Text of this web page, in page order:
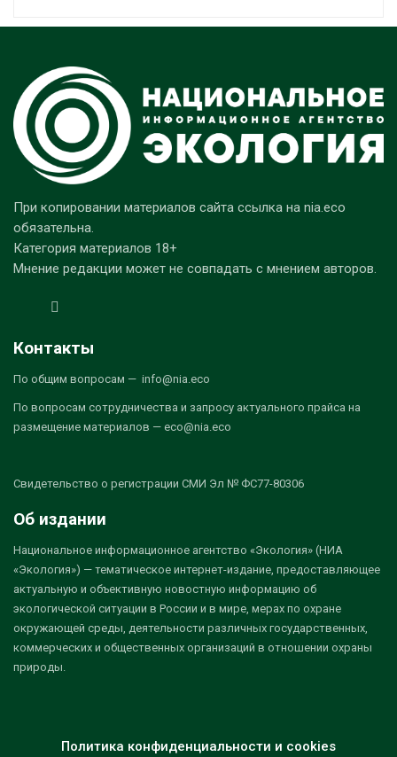
При копировании материалов сайта ссылка на nia.eco
обязательна.
Категория материалов 18+
Мнение редакции может не совпадать с мнением авторов.
Контакты
По общим вопросам — info@nia.eco
По вопросам сотрудничества и запросу актуального прайса на
размещение материалов — eco@nia.eco
Свидетельство о регистрации СМИ Эл № ФС77-80306
Об издании
Национальное информационное агентство «Экология» (НИА
«Экология») — тематическое интернет-издание, предоставляющее
актуальную и объективную новостную информацию об
экологической ситуации в России и в мире, мерах по охране
окружающей среды, деятельности различных государственных,
коммерческих и общественных организаций в отношении охраны
природы.
Политика конфиденциальности и cookies